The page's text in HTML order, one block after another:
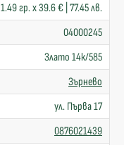
1.49 гр. x 39.6 € | 77.45 лв.
04000245
Злато 14к/585
Зърнево
ул. Първа 17
0876021439